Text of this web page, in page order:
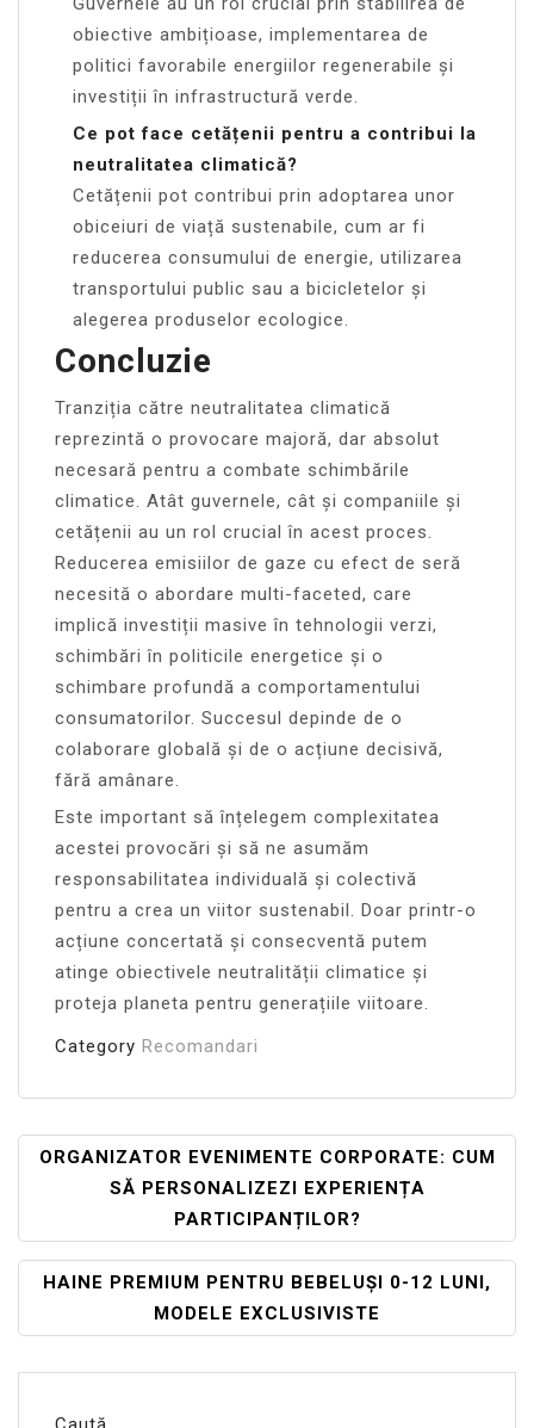
obiective ambițioase, implementarea de
politici favorabile energiilor regenerabile și
investiții în infrastructură verde.
Ce pot face cetățenii pentru a contribui la
neutralitatea climatică?
Cetățenii pot contribui prin adoptarea unor
obiceiuri de viață sustenabile, cum ar fi
reducerea consumului de energie, utilizarea
transportului public sau a bicicletelor și
alegerea produselor ecologice.
Concluzie
Tranziția către neutralitatea climatică
reprezintă o provocare majoră, dar absolut
necesară pentru a combate schimbările
climatice. Atât guvernele, cât și companiile și
cetățenii au un rol crucial în acest proces.
Reducerea emisiilor de gaze cu efect de seră
necesită o abordare multi-faceted, care
implică investiții masive în tehnologii verzi,
schimbări în politicile energetice și o
schimbare profundă a comportamentului
consumatorilor. Succesul depinde de o
colaborare globală și de o acțiune decisivă,
fără amânare.
Este important să înțelegem complexitatea
acestei provocări și să ne asumăm
responsabilitatea individuală și colectivă
pentru a crea un viitor sustenabil. Doar printr-o
acțiune concertată și consecventă putem
atinge obiectivele neutralității climatice și
proteja planeta pentru generațiile viitoare.
Category Recomandari
Navigare
Articole
ORGANIZATOR EVENIMENTE CORPORATE: CUM
SĂ PERSONALIZEZI EXPERIENȚA
PARTICIPANȚILOR?
HAINE PREMIUM PENTRU BEBELUȘI 0-12 LUNI,
MODELE EXCLUSIVISTE